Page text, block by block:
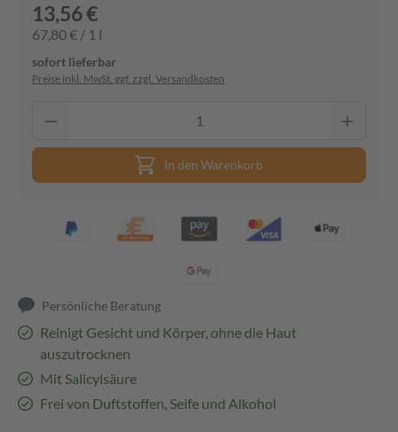
13,56 €
67,80 € / 1 l
sofort lieferbar
Preise inkl. MwSt. ggf. zzgl. Versandkosten
In den Warenkorb
Persönliche Beratung
Reinigt Gesicht und Körper, ohne die Haut
auszutrocknen
Mit Salicylsäure
Frei von Duftstoffen, Seife und Alkohol